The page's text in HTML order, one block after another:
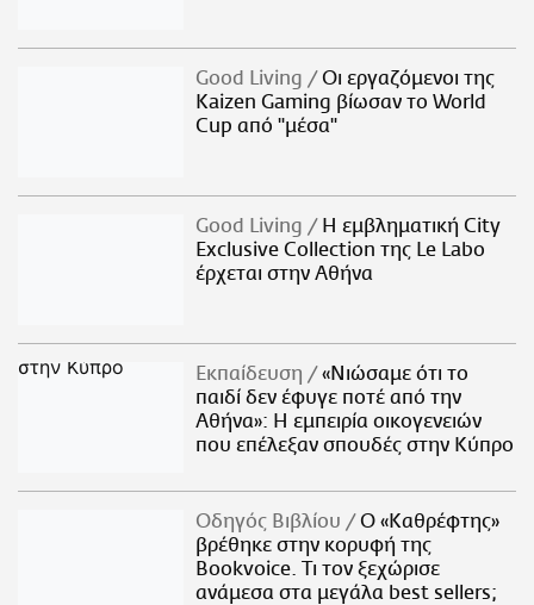
Good Living
Οι εργαζόμενοι της
Kaizen Gaming βίωσαν το World
Cup από "μέσα"
Good Living
Η εμβληματική City
Exclusive Collection της Le Labo
έρχεται στην Αθήνα
Εκπαίδευση
«Νιώσαμε ότι το
παιδί δεν έφυγε ποτέ από την
Αθήνα»: Η εμπειρία οικογενειών
που επέλεξαν σπουδές στην Κύπρο
Οδηγός Βιβλίου
Ο «Καθρέφτης»
βρέθηκε στην κορυφή της
Bookvoice. Τι τον ξεχώρισε
ανάμεσα στα μεγάλα best sellers;